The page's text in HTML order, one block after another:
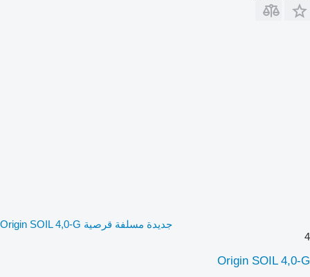
جديدة مسلفة قرصية Origin SOIL 4,0-G
4
Origin SOIL 4,0-G